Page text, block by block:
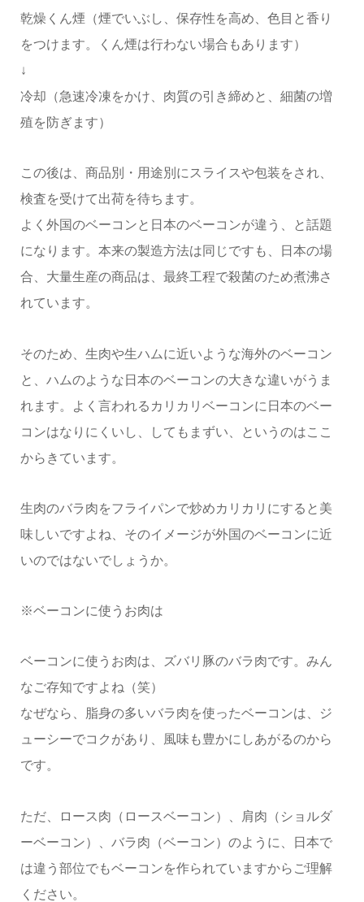
乾燥くん煙（煙でいぶし、保存性を高め、色目と香り
をつけます。くん煙は行わない場合もあります）
↓
冷却（急速冷凍をかけ、肉質の引き締めと、細菌の増
殖を防ぎます）
この後は、商品別・用途別にスライスや包装をされ、
検査を受けて出荷を待ちます。
よく外国のベーコンと日本のベーコンが違う、と話題
になります。本来の製造方法は同じですも、日本の場
合、大量生産の商品は、最終工程で殺菌のため煮沸さ
れています。
そのため、生肉や生ハムに近いような海外のベーコン
と、ハムのような日本のベーコンの大きな違いがうま
れます。よく言われるカリカリベーコンに日本のベー
コンはなりにくいし、してもまずい、というのはここ
からきています。
生肉のバラ肉をフライパンで炒めカリカリにすると美
味しいですよね、そのイメージが外国のベーコンに近
いのではないでしょうか。
※ベーコンに使うお肉は
ベーコンに使うお肉は、ズバリ豚のバラ肉です。みん
なご存知ですよね（笑）
なぜなら、脂身の多いバラ肉を使ったベーコンは、ジ
ューシーでコクがあり、風味も豊かにしあがるのから
です。
ただ、ロース肉（ロースベーコン）、肩肉（ショルダ
ーベーコン）、バラ肉（ベーコン）のように、日本で
は違う部位でもベーコンを作られていますからご理解
ください。